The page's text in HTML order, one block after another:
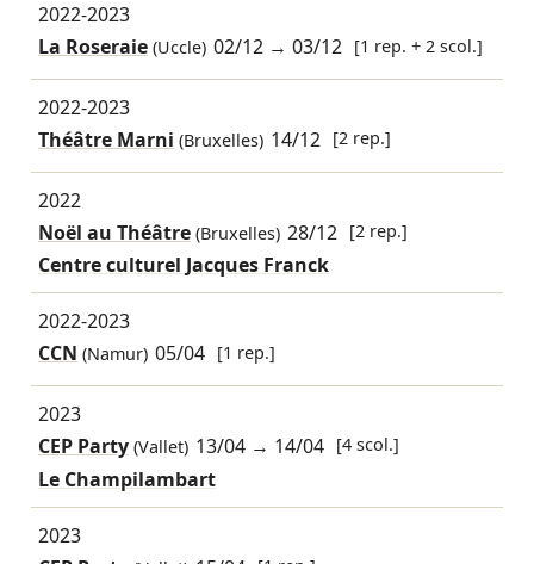
2022-2023
La Roseraie(Uccle) 02/12 →03/12 [1 rep. + 2 scol.]
2022-2023
Théâtre Marni (Bruxelles) 14/12 [2 rep.]
2022
Noël au Théâtre(Bruxelles) 28/12 [2 rep.]
Centre culturel Jacques Franck
2022-2023
CCN (Namur) 05/04 [1 rep.]
2023
CEP Party(Vallet) 13/04 → 14/04 [4 scol.]
Le Champilambart
2023